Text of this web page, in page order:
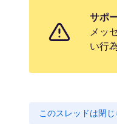
サポ
メッ
い行
このスレッドは閉